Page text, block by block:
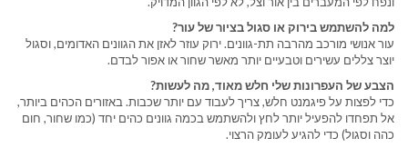
למה להשתמש בירוק או סגול בציור של עור?
עור אנושי מורכב מהרבה תת-גוונים. ירוק עוזר לאזן את הגוונים האדומים, וסגול
יוצר צללים עשירים וטבעיים יותר מאשר שחור או אפור לבדם.
הצבע של העפרונות שלי חלש מאוד, מה לעשות?
כדי לפצות על פיגמנט חלש, צריך לעבוד עם יותר שכבות. באזורים הכהים ביותר,
אל תפחדו להפעיל יותר לחץ ולהשתמש בכמה גוונים כהים יחד (כמו שחור, חום
כהה וסגול) כדי להגיע לעומק הרצוי.